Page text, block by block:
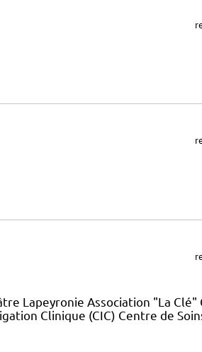
Lapeyronie Association "La Clé"
Clinique (CIC) Centre de